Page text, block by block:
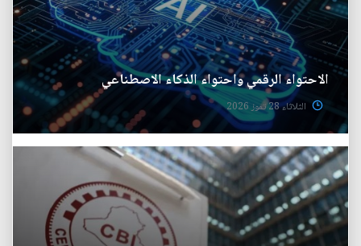
الاحتواء الرقمي واحتواء الذكاء الاصطناعي
الثلاثاء 28 تموز 2026